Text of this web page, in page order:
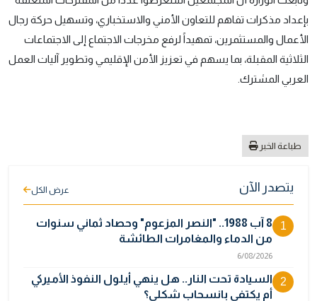
بإعداد مذكرات تفاهم للتعاون الأمني والاستخباري، وتسهيل حركة رجال
الأعمال والمستثمرين، تمهيداً لرفع مخرجات الاجتماع إلى الاجتماعات
الثلاثية المقبلة، بما يسهم في تعزيز الأمن الإقليمي وتطوير آليات العمل
العربي المشترك.
طباعة الخبر
يتصدر الآن عرض الكل
1
8 آب 1988.. "النصر المزعوم" وحصاد ثماني سنوات
من الدماء والمغامرات الطائشة
6/08/2026
2
السيادة تحت النار.. هل ينهي أيلول النفوذ الأميركي
أم يكتفي بانسحاب شكلي؟